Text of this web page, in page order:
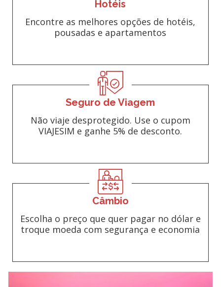
Hotéis
Encontre as melhores opções de hotéis,
pousadas e apartamentos
Seguro de Viagem
Não viaje desprotegido. Use o cupom
VIAJESIM e ganhe 5% de desconto.
Câmbio
Escolha o preço que quer pagar no dólar e
troque moeda com segurança e economia